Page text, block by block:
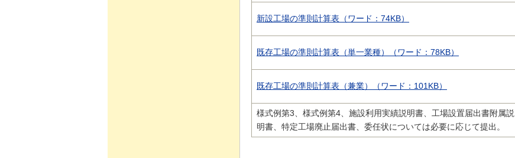
新設工場の準則計算表（ワード：74KB）
既存工場の準則計算表（単一業種）（ワード：78KB）
既存工場の準則計算表（兼業）（ワード：101KB）
様式例第3、様式例第4、施設利用実績説明書、工場設置届出書附属説
明書、特定工場廃止届出書、委任状については必要に応じて提出。